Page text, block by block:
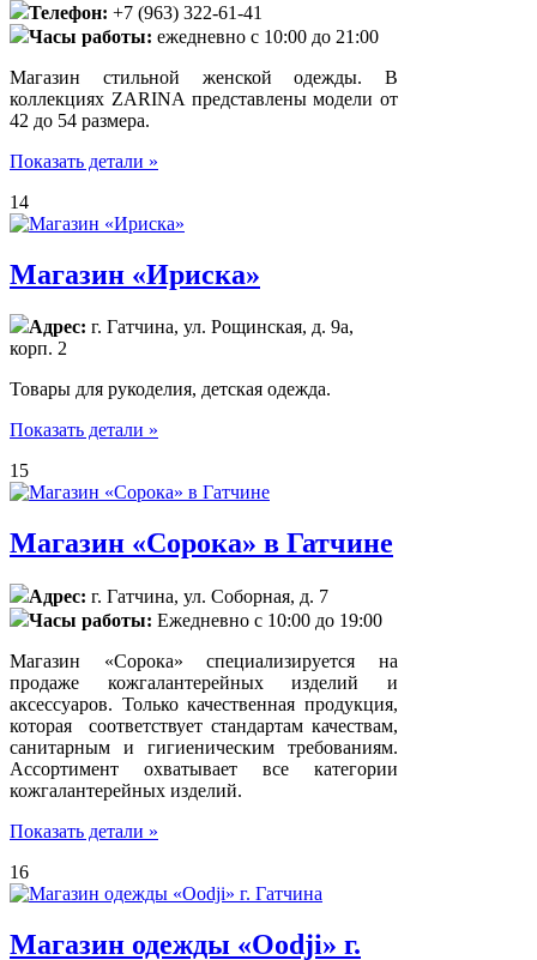
Телефон: +7 (963) 322-61-41
Часы работы: ежедневно с 10:00 до 21:00
Магазин стильной женской одежды. В
коллекциях ZARINA представлены модели от
42 до 54 размера.
Показать детали »
14
Магазин «Ириска»
Адрес: г. Гатчина, ул. Рощинская, д. 9а,
корп. 2
Товары для рукоделия, детская одежда.
Показать детали »
15
Магазин «Сорока» в Гатчине
Адрес: г. Гатчина, ул. Соборная, д. 7
Часы работы: Ежедневно с 10:00 до 19:00
Магазин «Сорока» специализируется на
продаже кожгалантерейных изделий и
аксессуаров. Только качественная продукция,
которая соответствует стандартам качествам,
санитарным и гигиеническим требованиям.
Ассортимент охватывает все категории
кожгалантерейных изделий.
Показать детали »
16
Магазин одежды «Оodji» г.